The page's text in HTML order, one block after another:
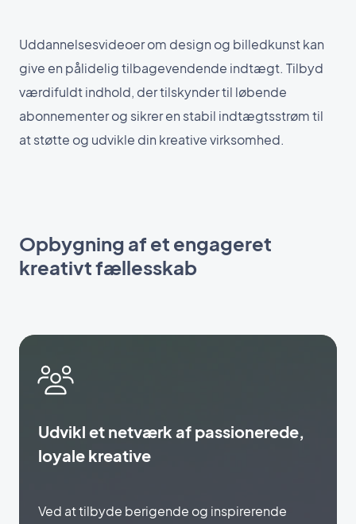
Uddannelsesvideoer om design og billedkunst kan
give en pålidelig tilbagevendende indtægt. Tilbyd
værdifuldt indhold, der tilskynder til løbende
abonnementer og sikrer en stabil indtægtsstrøm til
at støtte og udvikle din kreative virksomhed.
Opbygning af et engageret
kreativt fællesskab
Udvikl et netværk af passionerede,
loyale kreative
Ved at tilbyde berigende og inspirerende